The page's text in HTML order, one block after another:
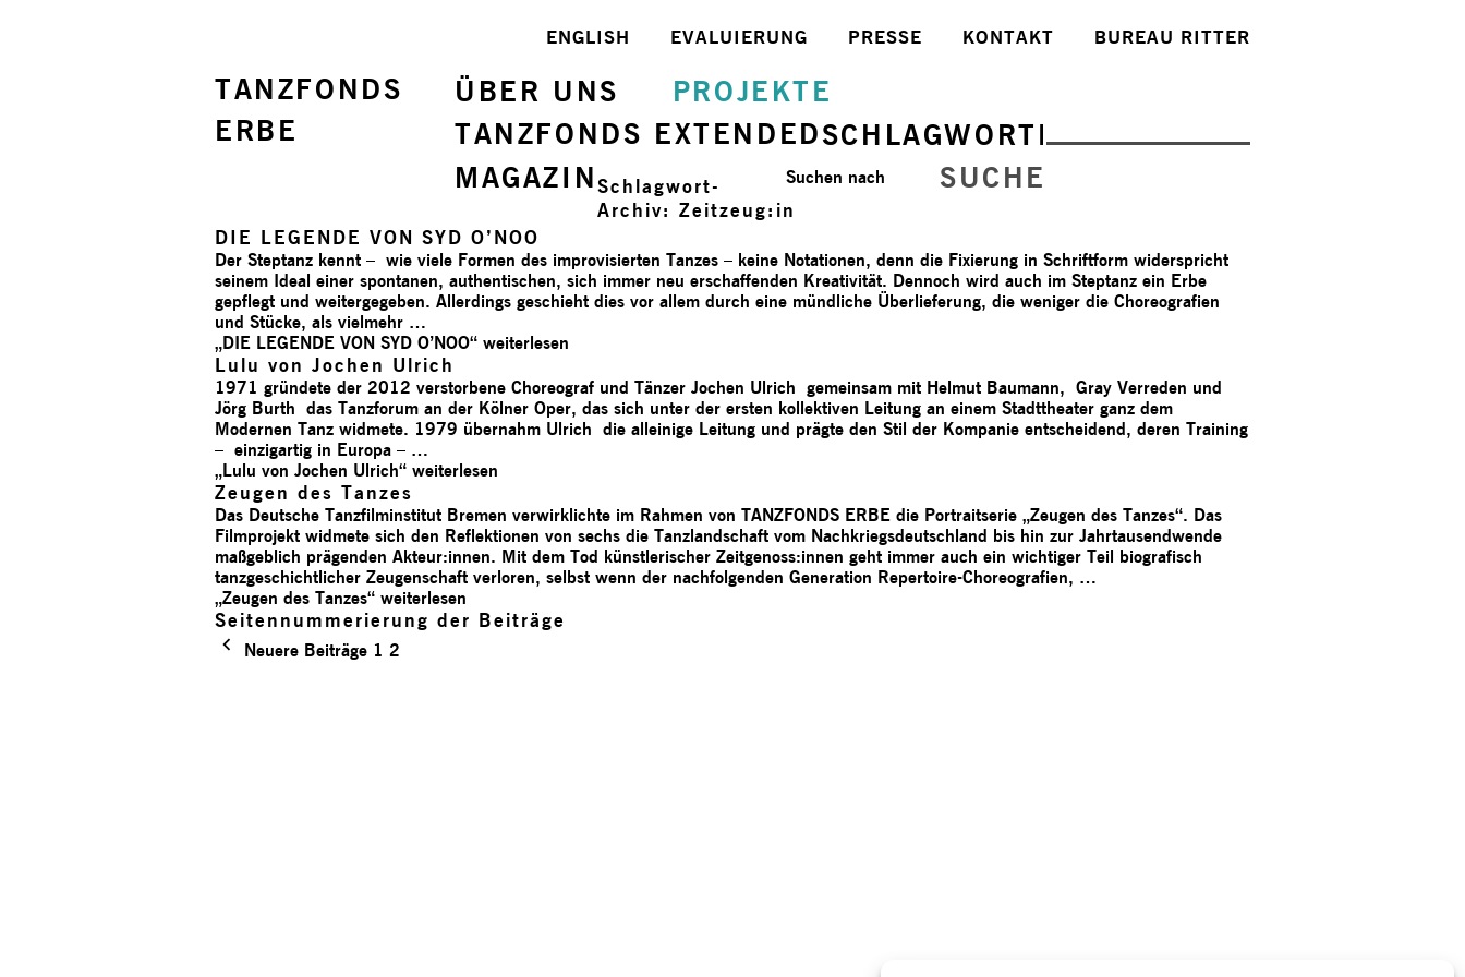
TANZFONDS
ERBE
BUREAU RITTER
KONTAKT
PRESSE
EVALUIERUNG
ENGLISH
ÜBER UNS
PROJEKTE
TANZFONDS EXTENDEDSCHLAGWORTE
MAGAZIN
SUCHE
Suchen nach
Schlagwort-
Archiv:Zeitzeug:in
DIE LEGENDE VON SYD O’NOO
Der Steptanz kennt – wie viele Formen des improvisierten Tanzes – keine Notationen, denn die Fixierung in Schriftform widerspricht
seinem Ideal einer spontanen, authentischen, sich immer neu erschaffenden Kreativität. Dennoch wird auch im Steptanz ein Erbe
gepflegt und weitergegeben. Allerdings geschieht dies vor allem durch eine mündliche Überlieferung, die weniger die Choreografien
und Stücke, als vielmehr …
„DIE LEGENDE VON SYD O’NOO“ weiterlesen
Lulu von Jochen Ulrich
1971 gründete der 2012 verstorbene Choreograf und Tänzer Jochen Ulrich gemeinsam mit Helmut Baumann, Gray Verreden und
Jörg Burth das Tanzforum an der Kölner Oper, das sich unter der ersten kollektiven Leitung an einem Stadttheater ganz dem
Modernen Tanz widmete. 1979 übernahm Ulrich die alleinige Leitung und prägte den Stil der Kompanie entscheidend, deren Training
– einzigartig in Europa – …
„Lulu von Jochen Ulrich“ weiterlesen
Zeugen des Tanzes
Das Deutsche Tanzfilminstitut Bremen verwirklichte im Rahmen von TANZFONDS ERBE die Portraitserie „Zeugen des Tanzes“. Das
Filmprojekt widmete sich den Reflektionen von sechs die Tanzlandschaft vom Nachkriegsdeutschland bis hin zur Jahrtausendwende
maßgeblich prägenden Akteur:innen. Mit dem Tod künstlerischer Zeitgenoss:innen geht immer auch ein wichtiger Teil biografisch
tanzgeschichtlicher Zeugenschaft verloren, selbst wenn der nachfolgenden Generation Repertoire-Choreografien, …
„Zeugen des Tanzes“ weiterlesen
Seitennummerierung der Beiträge
Neuere Beiträge 1 2